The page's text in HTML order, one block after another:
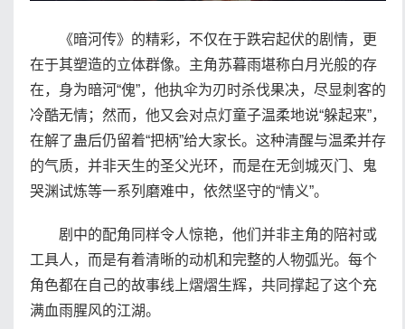
《暗河传》的精彩，不仅在于跌宕起伏的剧情，更
在于其塑造的立体群像。主角苏暮雨堪称白月光般的存
在，身为暗河“傀”，他执伞为刃时杀伐果决，尽显刺客的
冷酷无情；然而，他又会对点灯童子温柔地说“躲起来”，
在解了蛊后仍留着“把柄”给大家长。这种清醒与温柔并存
的气质，并非天生的圣父光环，而是在无剑城灭门、鬼
哭渊试炼等一系列磨难中，依然坚守的“情义”。
剧中的配角同样令人惊艳，他们并非主角的陪衬或
工具人，而是有着清晰的动机和完整的人物弧光。每个
角色都在自己的故事线上熠熠生辉，共同撑起了这个充
满血雨腥风的江湖。